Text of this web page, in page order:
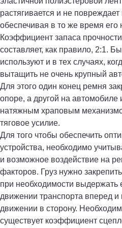
растягивается и не
обеспечивая в то же время
Коэффициент запаса
составляет, как правило, 2:1.
используют и в тех случаях,
вытащить не очень крупный
Для этого один конец ремня
опоре, а другой на автомобиле
натяжным храповым
тяговое усилие.
Для того чтобы обеспечить
устройства, необходимо
и возможное воздействие на
факторов. Груз нужно
при необходимости выдержать
движении транспорта вперед и
движении в сторону.
существует коэффициент